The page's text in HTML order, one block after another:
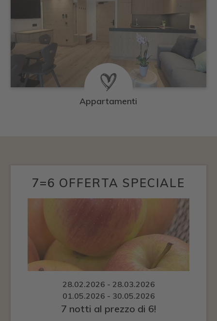
Appartamenti
7=6 OFFERTA SPECIALE
28.02.2026 - 28.03.2026
01.05.2026 - 30.05.2026
7 notti al prezzo di 6!